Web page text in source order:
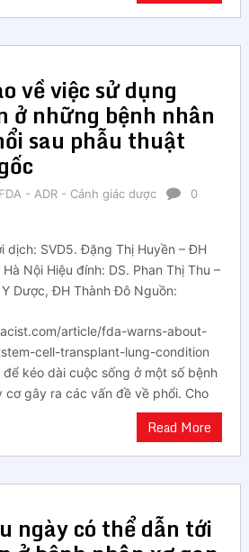
về việc sử dụng
ở những bệnh nhân
sau phẫu thuật
FDA - ADR - Cảnh giác dược
0
dịch: SVD5. Đặng Thị Huyền – ĐH
Hà Nội Hiệu đính: DS. Phan Thị Thu –
Y Dược, ĐH Thành Đô Nguồn:
article/fda-warns-about-
cell-transplant-lung-condition
kéo dài cuộc sống ở một số bệnh
cơ gây ra các vấn đề về phổi. Cho
Read More
ngày có thể dẫn tới